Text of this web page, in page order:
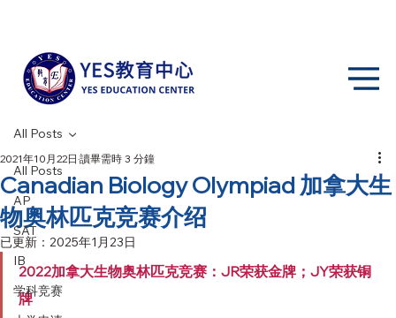
All Posts
AP
SAT
IB
学科竞赛
All Posts
Canadian Biology Olympiad 加拿大生
物奥林匹克竞赛介绍
2021年10月22日 讀畢需時 3 分鐘
已更新： 2025年1月23日
2022加拿大生物奥林匹克竞赛：JR荣获金牌；JY荣获铜
牌